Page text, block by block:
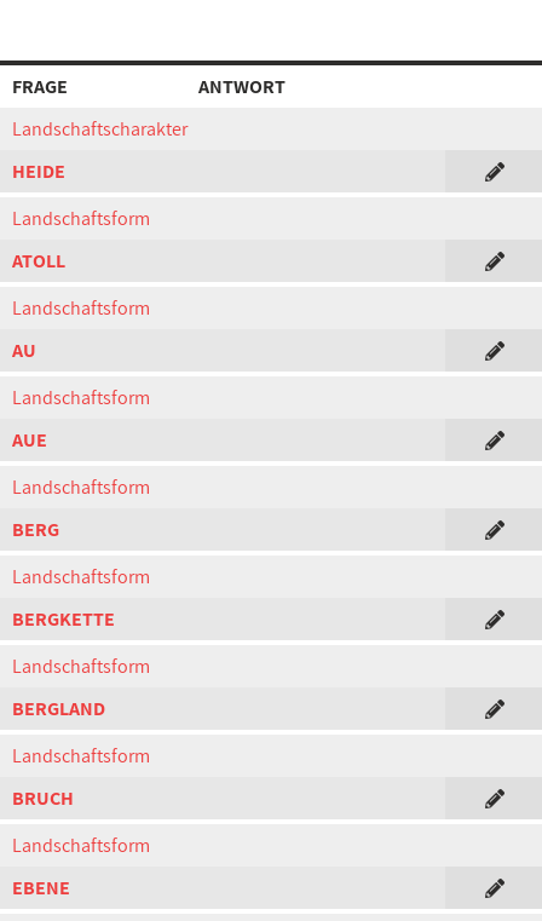
FRAGE
ANTWORT
Landschaftscharakter
HEIDE
Landschaftsform
ATOLL
Landschaftsform
AU
Landschaftsform
AUE
Landschaftsform
BERG
Landschaftsform
BERGKETTE
Landschaftsform
BERGLAND
Landschaftsform
BRUCH
Landschaftsform
EBENE